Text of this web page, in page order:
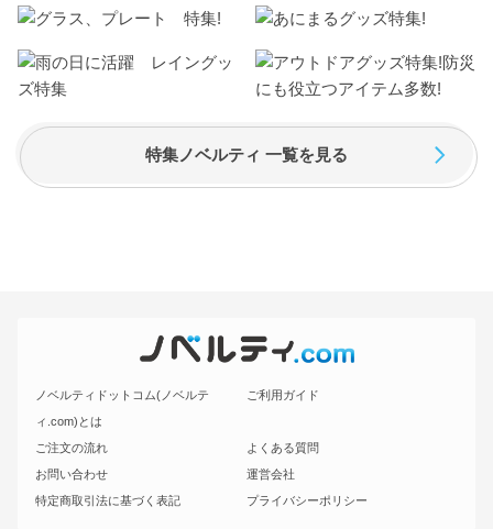
特集ノベルティ 一覧を見る
ノベルティドットコム(ノベルテ
ィ.com)とは
ご利用ガイド
ご注文の流れ
よくある質問
お問い合わせ
運営会社
特定商取引法に基づく表記
プライバシーポリシー